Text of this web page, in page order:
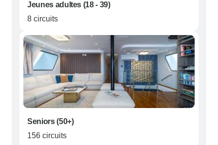
Jeunes adultes (18 - 39)
8 circuits
Seniors (50+)
156 circuits